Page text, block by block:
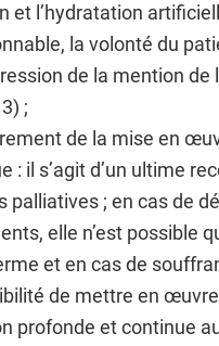
et l’hydratation
la volonté du
de la mention
;
de la mise en
: il s’agit d’un ultime
palliatives ; en cas de
elle n’est possible
et en cas de
de mettre en
profonde et continue